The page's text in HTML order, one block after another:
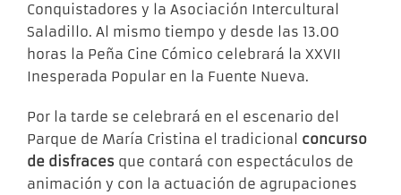
Conquistadores y la Asociación Intercultural
Saladillo. Al mismo tiempo y desde las 13.00
horas la Peña Cine Cómico celebrará la XXVII
Inesperada Popular en la Fuente Nueva.
Por la tarde se celebrará en el escenario del
Parque de María Cristina el tradicional concurso
de disfraces que contará con espectáculos de
animación y con la actuación de agrupaciones